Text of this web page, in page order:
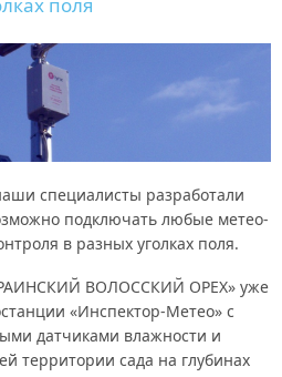
специалисты разработали
подключать любые метео-
в разных уголках поля.
ВОЛОССКИЙ ОРЕХ» уже
«Инспектор-Метео» с
датчиками влажности и
территории сада на глубинах